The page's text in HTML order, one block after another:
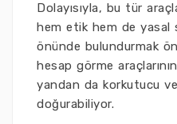
Dolayısıyla, bu tür
hem etik hem de yasal
önünde bulundurmak
hesap görme
yandan da korkutucu
doğurabiliyor.